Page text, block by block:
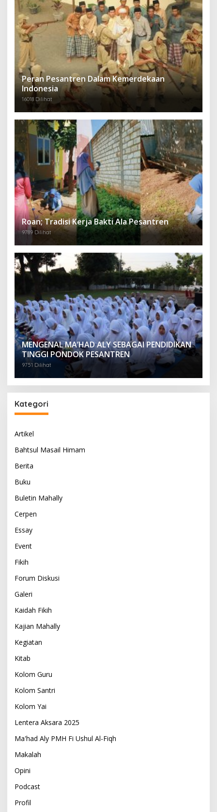
Peran Pesantren Dalam Kemerdekaan
Indonesia
16018 Dilihat
Roan; Tradisi Kerja Bakti Ala Pesantren
9789 Dilihat
MENGENAL MA’HAD ALY SEBAGAI PENDIDIKAN
TINGGI PONDOK PESANTREN
9751 Dilihat
Kategori
Artikel
Bahtsul Masail Himam
Berita
Buku
Buletin Mahally
Cerpen
Essay
Event
Fikih
Forum Diskusi
Galeri
Kaidah Fikih
Kajian Mahally
Kegiatan
Kitab
Kolom Guru
Kolom Santri
Kolom Yai
Lentera Aksara 2025
Ma'had Aly PMH Fi Ushul Al-Fiqh
Makalah
Opini
Podcast
Profil